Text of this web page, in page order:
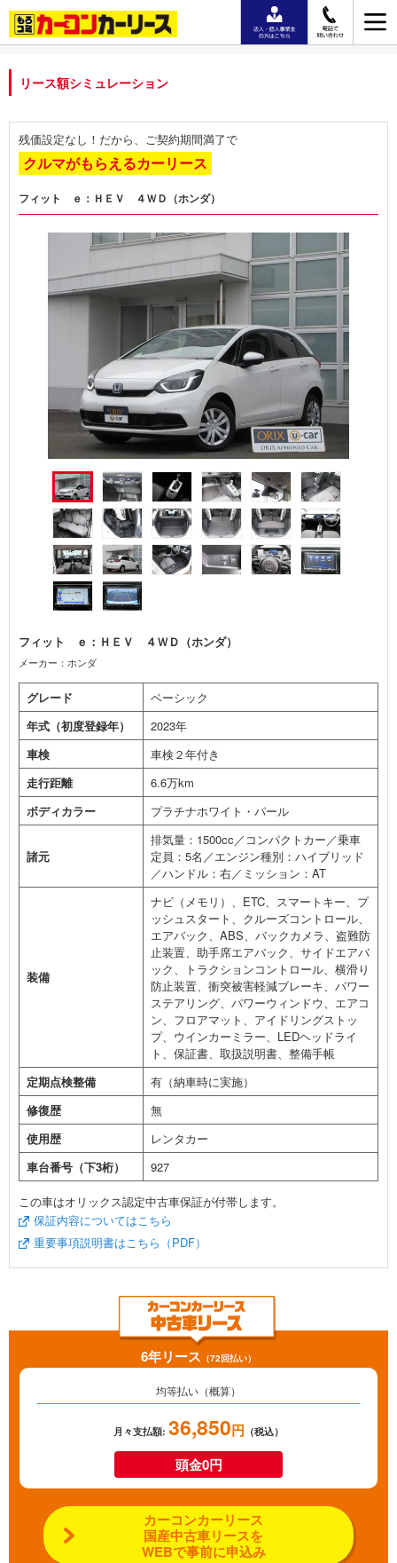
リース額シミュレーション
残価設定なし！だから、ご契約期間満了で
クルマがもらえるカーリース
フィット ｅ：ＨＥＶ ４ＷＤ（ホンダ）
フィット ｅ：ＨＥＶ ４ＷＤ（ホンダ）
メーカー：ホンダ
グレード
ベーシック
年式（初度登録年）
2023年
車検
車検２年付き
走行距離
6.6万km
ボディカラー
プラチナホワイト・パール
諸元
排気量：1500cc／コンパクトカー／乗車
定員：5名／エンジン種別：ハイブリッド
／ハンドル：右／ミッション：AT
装備
ナビ（メモリ）、ETC、スマートキー、プ
ッシュスタート、クルーズコントロール、
エアバック、ABS、バックカメラ、盗難防
止装置、助手席エアバック、サイドエアバ
ック、トラクションコントロール、横滑り
防止装置、衝突被害軽減ブレーキ、パワー
ステアリング、パワーウィンドウ、エアコ
ン、フロアマット、アイドリングストッ
プ、ウインカーミラー、LEDヘッドライ
ト、保証書、取扱説明書、整備手帳
定期点検整備
有（納車時に実施）
修復歴
無
使用歴
レンタカー
車台番号（下3桁）
927
この車はオリックス認定中古車保証が付帯します。
保証内容についてはこちら
重要事項説明書はこちら（PDF）
6年リース （72回払い）
均等払い（概算）
月々支払額: 36,850円 （税込）
頭金0円
カーコンカーリース
国産中古車リースを
WEBで事前に申込み